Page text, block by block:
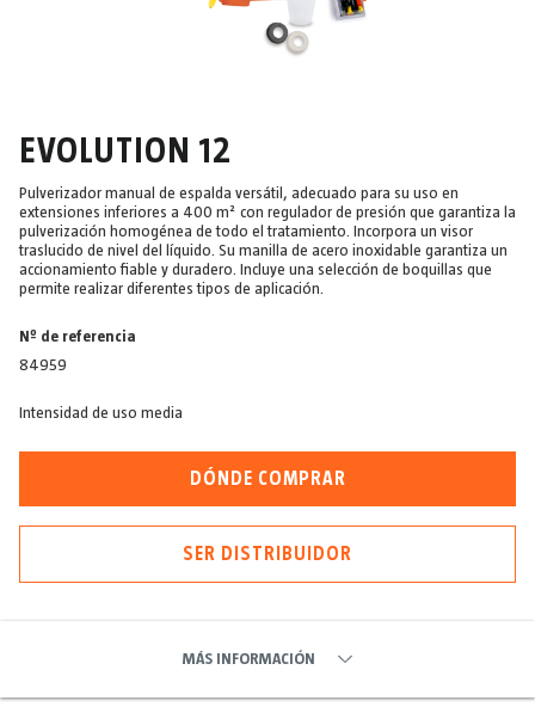
EVOLUTION 12
Pulverizador manual de espalda versátil, adecuado para su uso en
extensiones inferiores a 400 m² con regulador de presión que garantiza la
pulverización homogénea de todo el tratamiento. Incorpora un visor
traslucido de nivel del líquido. Su manilla de acero inoxidable garantiza un
accionamiento fiable y duradero. Incluye una selección de boquillas que
permite realizar diferentes tipos de aplicación.
Nº de referencia
84959
Intensidad de uso media
DÓNDE COMPRAR
SER DISTRIBUIDOR
MÁS INFORMACIÓN